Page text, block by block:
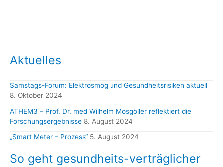
Aktuelles
Samstags-Forum: Elektrosmog und Gesundheitsrisiken aktuell
8. Oktober 2024
ATHEM3 – Prof. Dr. med Wilhelm Mosgöller reflektiert die
Forschungsergebnisse 8. August 2024
„Smart Meter – Prozess“ 5. August 2024
So geht gesundheits-verträglicher